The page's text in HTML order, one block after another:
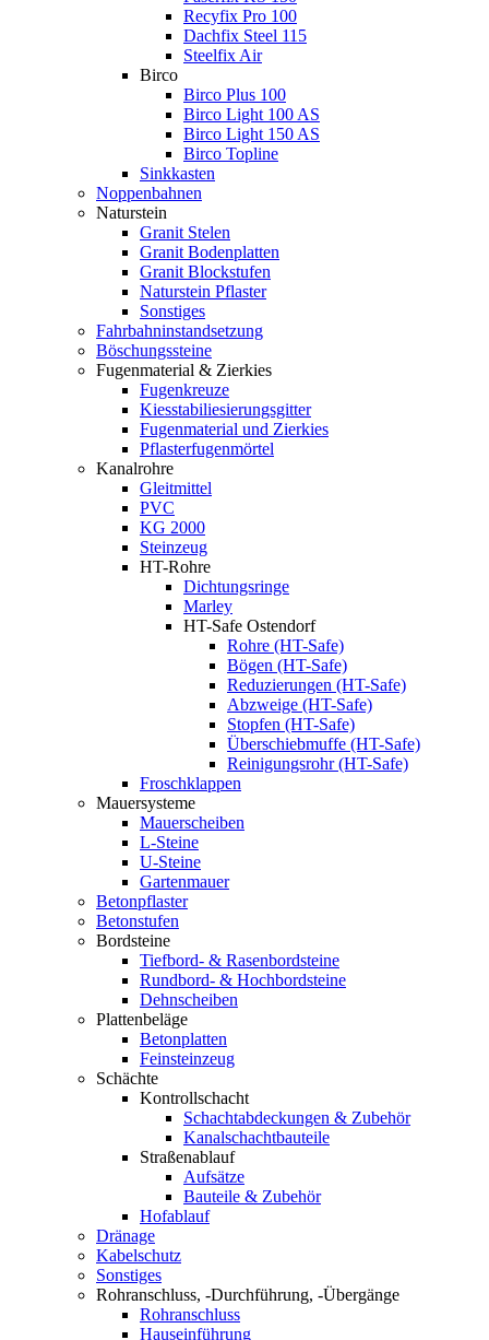
Recyfix Pro 100
Dachfix Steel 115
Steelfix Air
Birco
Birco Plus 100
Birco Light 100 AS
Birco Light 150 AS
Birco Topline
Sinkkasten
Noppenbahnen
Naturstein
Granit Stelen
Granit Bodenplatten
Granit Blockstufen
Naturstein Pflaster
Sonstiges
Fahrbahninstandsetzung
Böschungssteine
Fugenmaterial & Zierkies
Fugenkreuze
Kiesstabiliesierungsgitter
Fugenmaterial und Zierkies
Pflasterfugenmörtel
Kanalrohre
Gleitmittel
PVC
KG 2000
Steinzeug
HT-Rohre
Dichtungsringe
Marley
HT-Safe Ostendorf
Rohre (HT-Safe)
Bögen (HT-Safe)
Reduzierungen (HT-Safe)
Abzweige (HT-Safe)
Stopfen (HT-Safe)
Überschiebmuffe (HT-Safe)
Reinigungsrohr (HT-Safe)
Froschklappen
Mauersysteme
Mauerscheiben
L-Steine
U-Steine
Gartenmauer
Betonpflaster
Betonstufen
Bordsteine
Tiefbord- & Rasenbordsteine
Rundbord- & Hochbordsteine
Dehnscheiben
Plattenbeläge
Betonplatten
Feinsteinzeug
Schächte
Kontrollschacht
Schachtabdeckungen & Zubehör
Kanalschachtbauteile
Straßenablauf
Aufsätze
Bauteile & Zubehör
Hofablauf
Dränage
Kabelschutz
Sonstiges
Rohranschluss, -Durchführung, -Übergänge
Rohranschluss
Hauseinführung